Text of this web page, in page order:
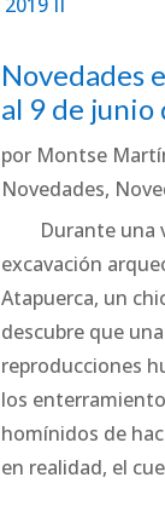
Novedades
al 9 de junio
por Montse
Novedades,
Durante una
excavación
Atapuerca, un
descubre que
reproducciones
los
homínidos de
en realidad, el